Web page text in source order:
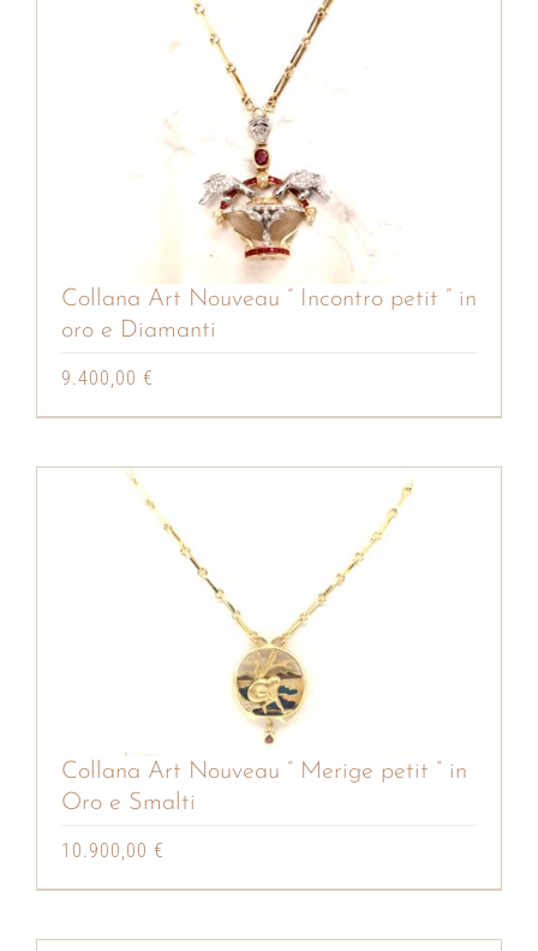
Collana Art Nouveau ” Incontro petit ” in
oro e Diamanti
9.400,00 €
Collana Art Nouveau ” Merige petit ” in
Oro e Smalti
10.900,00 €